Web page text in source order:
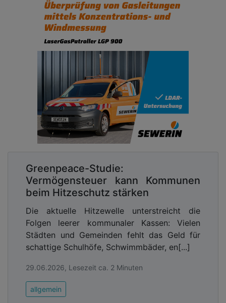
Greenpeace-Studie:
Vermögensteuer kann Kommunen
beim Hitzeschutz stärken
Die aktuelle Hitzewelle unterstreicht die
Folgen leerer kommunaler Kassen: Vielen
Städten und Gemeinden fehlt das Geld für
schattige Schulhöfe, Schwimmbäder, en[...]
29.06.2026, Lesezeit ca. 2 Minuten
allgemein